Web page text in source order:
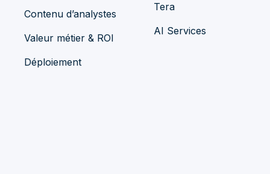
Contenu d’analystes
Valeur métier & ROI
Déploiement
Tera
AI Services